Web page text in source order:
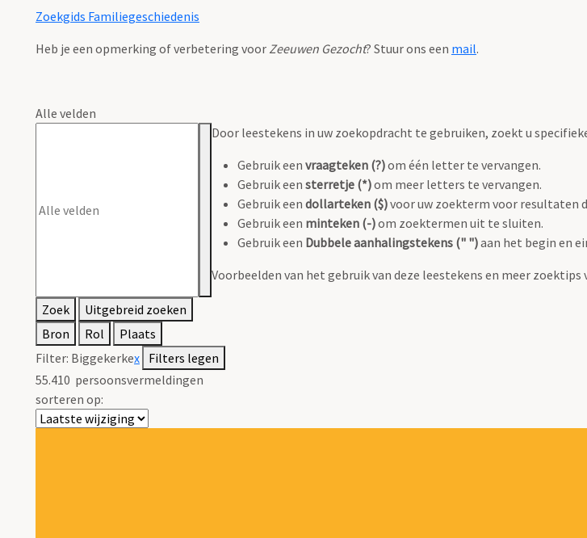
Zoekgids Familiegeschiedenis
Heb je een opmerking of verbetering voorZeeuwen Gezocht? Stuur ons een mail.
Alle velden
Door leestekens in uw zoekopdracht te gebruiken, zoekt u
Gebruik een vraagteken (?)om één letter te vervangen.
Gebruik een sterretje (*)om meer letters te vervangen.
Gebruik een dollarteken ($)voor uw zoekterm voor resultaten
Gebruik een minteken (-)om zoektermen uit te sluiten.
Gebruik een Dubbele aanhalingstekens (" ")aan het begin en
Voorbeelden van het gebruik van deze leestekens en meer zoektips
Zoek
Uitgebreid zoeken
Bron
Rol
Plaats
Filter: Biggekerkex Filters legen
55.410 persoonsvermeldingen
sorteren op: